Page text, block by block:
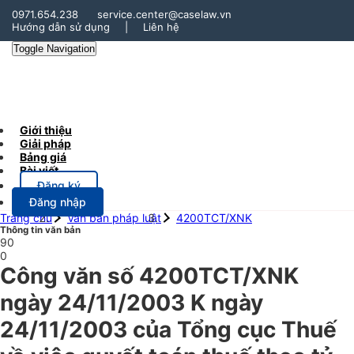
0971.654.238
service.center@caselaw.vn
Hướng dẫn sử dụng
Liên hệ
Toggle Navigation
Giới thiệu
Giải pháp
Bảng giá
Bài viết
Đăng ký
Đăng nhập
Trang chủ
Văn bản pháp luật 4200TCT/XNK
Thông tin văn bản
90
0
Công văn số 4200TCT/XNK
ngày 24/11/2003 K ngày
24/11/2003 của Tổng cục Thuế